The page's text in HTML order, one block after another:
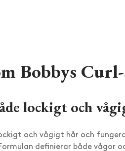
Bobbys
lockigt och
och vågigt hår och
definierar både vågor